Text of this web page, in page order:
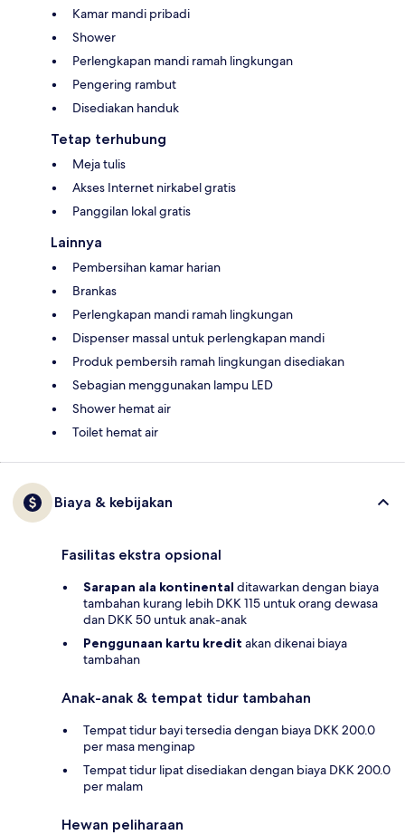
Kamar mandi pribadi
Shower
Perlengkapan mandi ramah lingkungan
Pengering rambut
Disediakan handuk
Tetap terhubung
Meja tulis
Akses Internet nirkabel gratis
Panggilan lokal gratis
Lainnya
Pembersihan kamar harian
Brankas
Perlengkapan mandi ramah lingkungan
Dispenser massal untuk perlengkapan mandi
Produk pembersih ramah lingkungan disediakan
Sebagian menggunakan lampu LED
Shower hemat air
Toilet hemat air
Biaya & kebijakan
Fasilitas ekstra opsional
Sarapan ala kontinental ditawarkan dengan biaya
tambahan kurang lebih DKK 115 untuk orang dewasa
dan DKK 50 untuk anak-anak
Penggunaan kartu kredit akan dikenai biaya
tambahan
Anak-anak & tempat tidur tambahan
Tempat tidur bayi tersedia dengan biaya DKK 200.0
per masa menginap
Tempat tidur lipat disediakan dengan biaya DKK 200.0
per malam
Hewan peliharaan